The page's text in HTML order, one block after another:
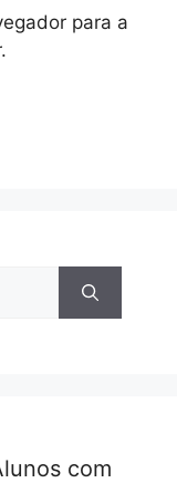
para a
com